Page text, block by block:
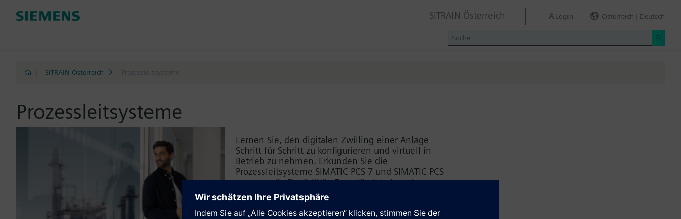
SITRAIN Österreich Login Österreich | Deutsch
SITRAIN Österreich Prozessleitsysteme
Prozessleitsysteme
Lernen Sie, den digitalen Zwilling einer Anlage
Schritt für Schritt zu konfigurieren und virtuell in
Betrieb zu nehmen. Erkunden Sie die
Prozessleitsysteme SIMATIC PCS 7 und SIMATIC PCS
neo, um die Flexibilität, Zuverlässigkeit und
Effizienz Ihrer Anlage zu maximieren.